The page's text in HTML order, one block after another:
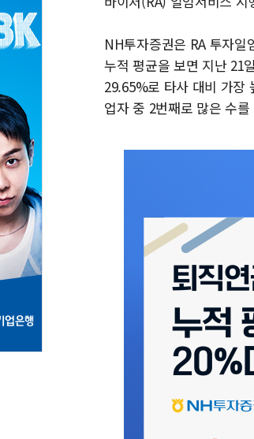
NH투자증권은 RA 투자일
누적 평균을 보면 지난 21
29.65%로 타사 대비 가장
업자 중 2번째로 많은 수